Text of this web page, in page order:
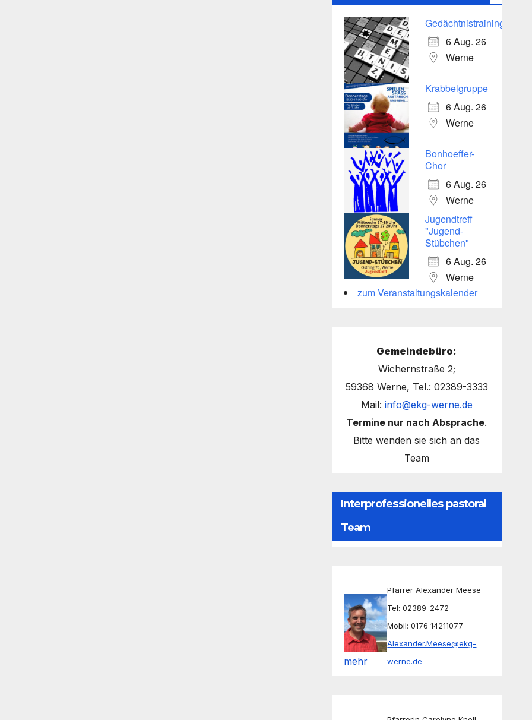
Gedächtnistraining
6 Aug. 26
Werne
Krabbelgruppe
6 Aug. 26
Werne
Bonhoeffer-
Chor
6 Aug. 26
Werne
Jugendtreff
"Jugend-
Stübchen"
6 Aug. 26
Werne
zum Veranstaltungskalender
Gemeindebüro:
Wichernstraße 2;
59368 Werne, Tel.: 02389-3333
Mail: info@ekg-werne.de
Termine nur nach Absprache.
Bitte wenden sie sich an das
Team
Interprofessionelles pastoral
Team
mehr
Pfarrer Alexander Meese
Tel: 02389-2472
Mobil: 0176 14211077
Alexander.Meese@ekg-
werne.de